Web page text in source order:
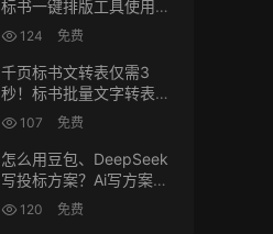
标书一键排版工具使用教
程 124 免费
千页标书文转表仅需3
秒！标书批量文字转表格
的小工具！
107 免费
怎么用豆包、DeepSeek
写投标方案？Ai写方案的
小技巧
120 免费